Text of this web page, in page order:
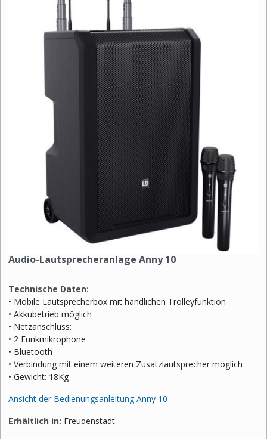
Audio-Lautsprecheranlage Anny 10
Technische Daten:
• Mobile Lautsprecherbox mit handlichen Trolleyfunktion
• Akkubetrieb möglich
• Netzanschluss:
• 2 Funkmikrophone
• Bluetooth
• Verbindung mit einem weiteren Zusatzlautsprecher möglich
• Gewicht: 18Kg
Ansicht der Bedienungsanleitung Anny 10
Erhältlich in: Freudenstadt